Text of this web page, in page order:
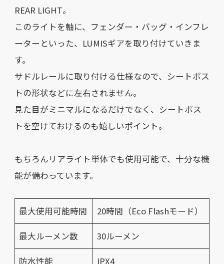
REAR LIGHT。
このライトを軸に、フェンダー・バッグ・インフレ
ーターといった、LUMISギアを取り付けていきま
す。
サドルレールに取り付ける仕様なので、シートポス
トの形状などに左右されません。
見た目がミニマルになるだけでなく、シートポス
トを空けておけるのも嬉しいポイント。
もちろんリアライト単体でも使用可能で、十分な機
能が備わっています。
最大使用可能時間 20時間（Eco Flashモード）
最大ルーメン数 30ルーメン
防水性能 IPX4